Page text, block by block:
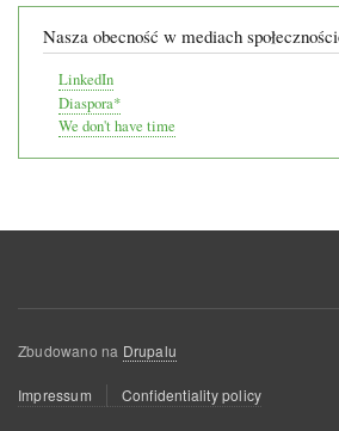
Nasza obecność w mediach
LinkedIn
Diaspora*
We don't have time
Zbudowano na Drupalu
Menu
Impressum Confidentiality policy